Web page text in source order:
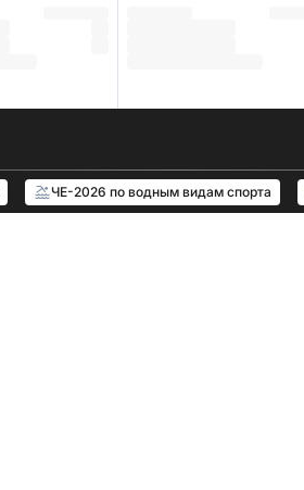
ЧЕ-2026 по водным видам спорта